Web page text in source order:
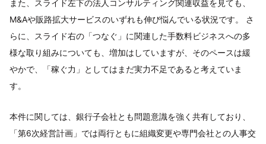
また、スライド左下の法人コンサルティング関連収益を見ても、
M&Aや販路拡大サービスのいずれも伸び悩んでいる状況です。 さ
らに、スライド右の「つなぐ」に関連した手数料ビジネスへの多
様な取り組みについても、増加はしていますが、そのペースは緩
やかで、「稼ぐ力」としてはまだ実力不足であると考えていま
す。
本件に関しては、銀行子会社とも問題意識を強く共有しており、
「第6次経営計画」では両行ともに組織変更や専門会社との人事交